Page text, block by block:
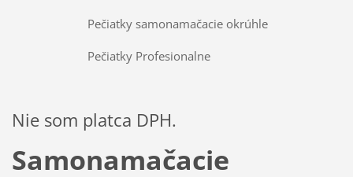
Pečiatky samonamačacie okrúhle
Pečiatky Profesionalne
Nie som platca DPH.
Samonamačacie